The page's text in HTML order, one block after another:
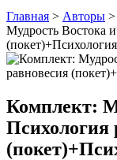
Главная > Авторы >
Мудрость Востока
Комплект:
Психология